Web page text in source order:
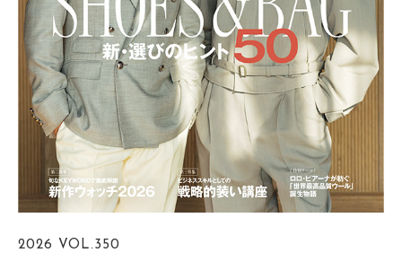
2026 VOL.350